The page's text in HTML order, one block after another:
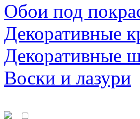
Обои под
Декоративные
Декоративные
Воски и лазури